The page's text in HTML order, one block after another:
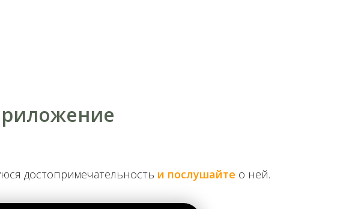
в город потянулись вереницы повозок с товаром. В Предмостной
а большинство домов в слободке строили на сваях. Так что они
достопримечательность и послушайте о ней.